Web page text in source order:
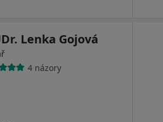
Lenka Gojová
4 názory